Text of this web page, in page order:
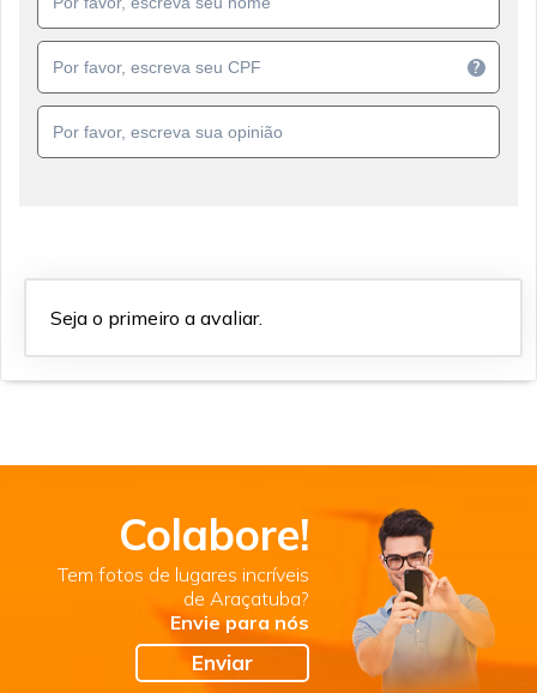
?
Seja o primeiro a avaliar.
Colabore!
Tem fotos de lugares incríveis
de Araçatuba?
Envie para nós
Enviar